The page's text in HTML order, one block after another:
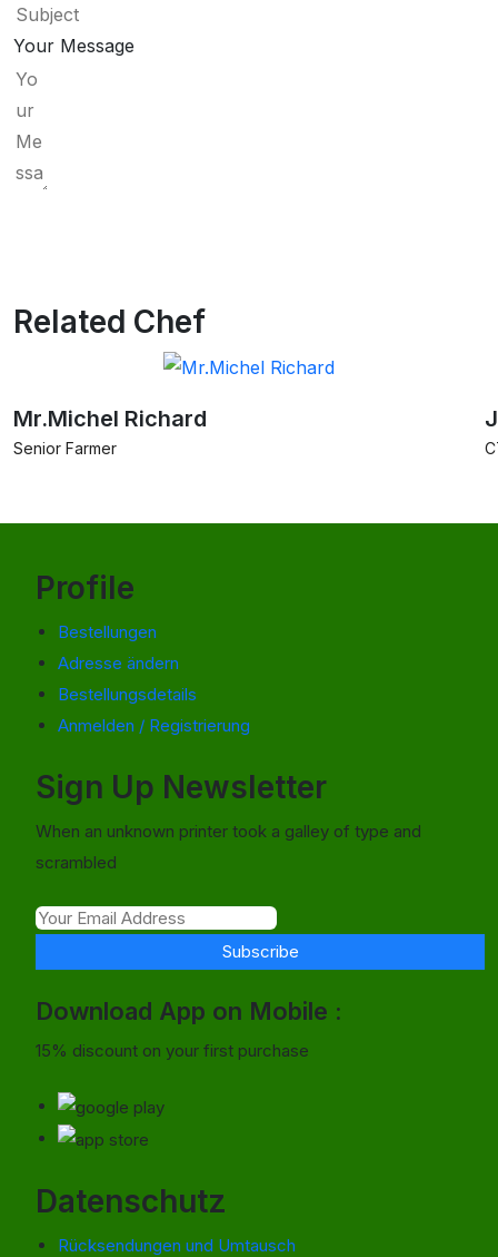
Your Message
Related Chef
Mr.Michel Richard
Senior Farmer
Profile
Bestellungen
Adresse ändern
Bestellungsdetails
Anmelden / Registrierung
Sign Up Newsletter
When an unknown printer took a galley of type and
scrambled
Subscribe
Download App on Mobile :
15% discount on your first purchase
Datenschutz
Rücksendungen und Umtausch